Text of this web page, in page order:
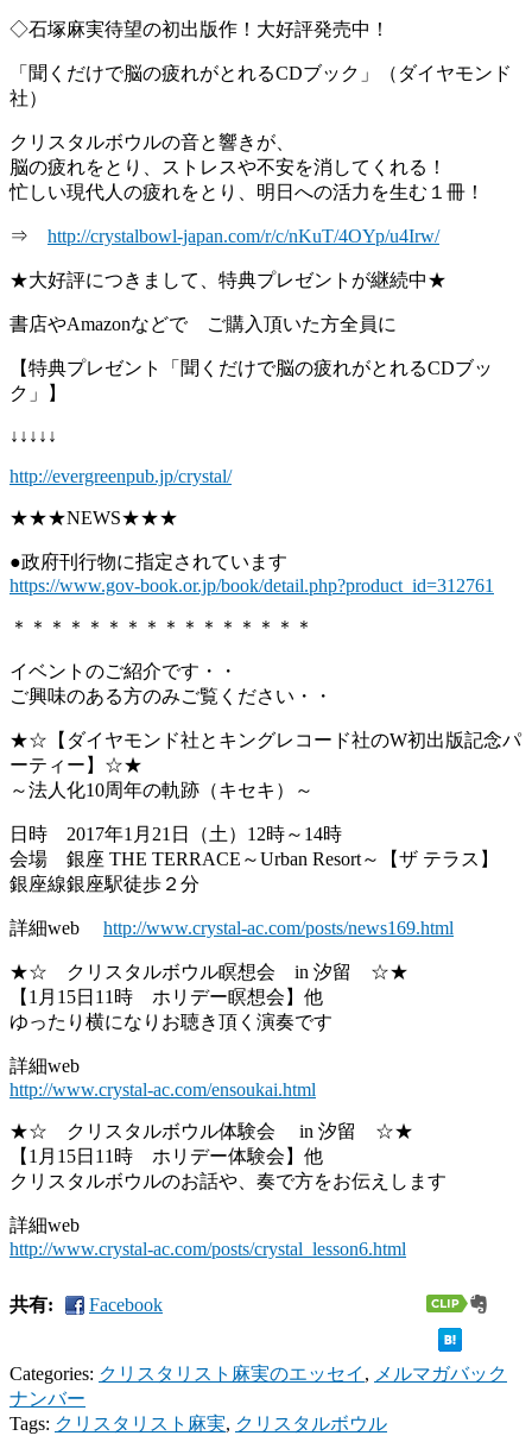
◇石塚麻実待望の初出版作！大好評発売中！
「聞くだけで脳の疲れがとれるCDブック」（ダイヤモンド
社）
クリスタルボウルの音と響きが、
脳の疲れをとり、ストレスや不安を消してくれる！
忙しい現代人の疲れをとり、明日への活力を生む１冊！
⇒ http://crystalbowl-japan.com/r/c/nKuT/4OYp/u4Irw/
★大好評につきまして、特典プレゼントが継続中★
書店やAmazonなどで ご購入頂いた方全員に
【特典プレゼント「聞くだけで脳の疲れがとれるCDブッ
ク」】
↓↓↓↓↓
http://evergreenpub.jp/crystal/
★★★NEWS★★★
●政府刊行物に指定されています
https://www.gov-book.or.jp/book/detail.php?product_id=312761
＊＊＊＊＊＊＊＊＊＊＊＊＊＊＊＊
イベントのご紹介です・・
ご興味のある方のみご覧ください・・
★☆【ダイヤモンド社とキングレコード社のW初出版記念パ
ーティー】☆★
～法人化10周年の軌跡（キセキ）～
日時 2017年1月21日（土）12時～14時
会場 銀座 THE TERRACE～Urban Resort～【ザ テラス】
銀座線銀座駅徒歩２分
詳細web http://www.crystal-ac.com/posts/news169.html
★☆ クリスタルボウル瞑想会 in 汐留 ☆★
【1月15日11時 ホリデー瞑想会】他
ゆったり横になりお聴き頂く演奏です
詳細web
http://www.crystal-ac.com/ensoukai.html
★☆ クリスタルボウル体験会 in 汐留 ☆★
【1月15日11時 ホリデー体験会】他
クリスタルボウルのお話や、奏で方をお伝えします
詳細web
http://www.crystal-ac.com/posts/crystal_lesson6.html
共有: Facebook
Categories: クリスタリスト麻実のエッセイ , メルマガバック
ナンバー
Tags: クリスタリスト麻実, クリスタルボウル